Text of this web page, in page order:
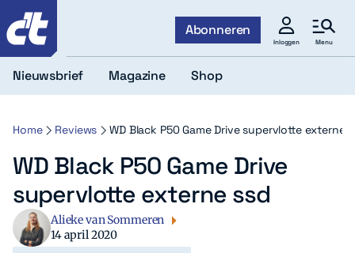
Abonneren
Inloggen Menu
Nieuwsbrief Magazine Shop
Home Reviews WD Black P50 Game Drive supervlotte externe
WD Black P50 Game Drive
supervlotte externe ssd
Alieke van Sommeren
14 april 2020